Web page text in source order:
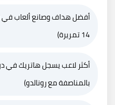
14 تمريرة)
بالمناصفة مع رونالدو)